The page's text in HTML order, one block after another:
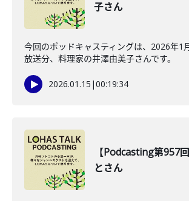
子さん
今回のポッドキャスティングは、2026年1
放送分、料理家の井澤由美子さんです。
2026.01.15 |00:19:34
【Podcasting第957
とさん